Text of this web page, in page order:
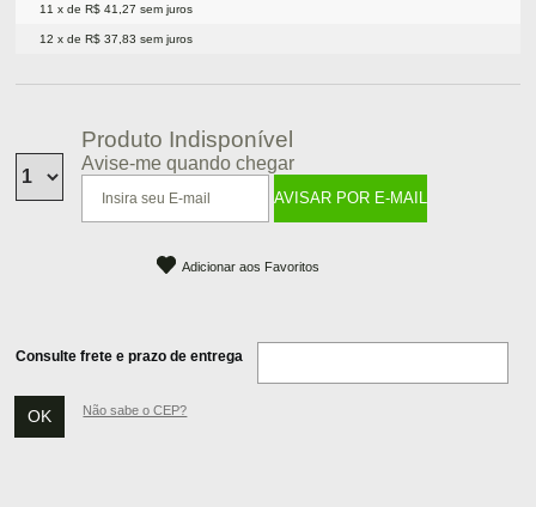
11 x de R$ 41,27 sem juros
12 x de R$ 37,83 sem juros
Produto Indisponível
Avise-me quando chegar
Adicionar aos Favoritos
Consulte frete e prazo de entrega
Não sabe o CEP?